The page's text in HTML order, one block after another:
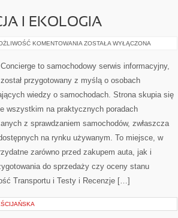
I EKOLOGIA
KOMENTOWANIA ZIELONA
ZOSTAŁA WYŁĄCZONA
to samochodowy serwis informacyjny,
przygotowany z myślą o osobach
wiedzy o samochodach. Strona skupia się
wszystkim na praktycznych poradach
z sprawdzaniem samochodów, zwłaszcza
na rynku używanym. To miejsce, w
zarówno przed zakupem auta, jak i
do sprzedaży czy oceny stanu
Transportu i Testy i Recenzje […]